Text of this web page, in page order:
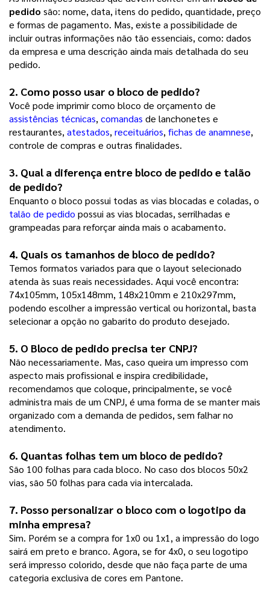
pedido são: nome, data, itens do pedido, quantidade, preço
e formas de pagamento. Mas, existe a possibilidade de
incluir outras informações não tão essenciais, como: dados
da empresa e uma descrição ainda mais detalhada do seu
pedido.
2. Como posso usar o bloco de pedido?
Você pode imprimir como bloco de orçamento de
assistências técnicas,comandas de lanchonetes e
restaurantes,atestados,receituários,fichas de anamnese,
controle de compras e outras finalidades.
3. Qual a diferença entre bloco de pedido e talão
de pedido?
Enquanto o bloco possui todas as vias blocadas e coladas, o
talão de pedido possui as vias blocadas, serrilhadas e
grampeadas para reforçar ainda mais o acabamento.
4. Quais os tamanhos de bloco de pedido?
Temos formatos variados para que o layout selecionado
atenda às suas reais necessidades. Aqui você encontra:
74x105mm, 105x148mm, 148x210mm e 210x297mm,
podendo escolher a impressão vertical ou horizontal, basta
selecionar a opção no gabarito do produto desejado.
5. O Bloco de pedido precisa ter CNPJ?
Não necessariamente. Mas, caso queira um impresso com
aspecto mais profissional e inspira credibilidade,
recomendamos que coloque, principalmente, se você
administra mais de um CNPJ, é uma forma de se manter mais
organizado com a demanda de pedidos, sem falhar no
atendimento.
6. Quantas folhas tem um bloco de pedido?
São 100 folhas para cada bloco. No caso dos blocos 50x2
vias, são 50 folhas para cada via intercalada.
7. Posso personalizar o bloco com o logotipo da
minha empresa?
Sim. Porém se a compra for 1x0 ou 1x1, a impressão do logo
sairá em preto e branco. Agora, se for 4x0, o seu logotipo
será impresso colorido, desde que não faça parte de uma
categoria exclusiva de cores em Pantone.